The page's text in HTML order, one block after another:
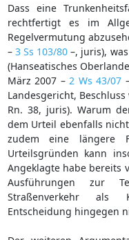
Dass eine
rechtfertigt es im
Regelvermutung
– 3 Ss 103/80 –, juris),
(Hanseatisches
März 2007 – 2 Ws 43/07
Landesgericht, Beschluss
Rn. 38, juris). Warum
dem Urteil ebenfalls
zudem eine längere
Urteilsgründen kann
Angeklagte habe bereits
Ausführungen zur
Straßenverkehr als
Entscheidung hingegen